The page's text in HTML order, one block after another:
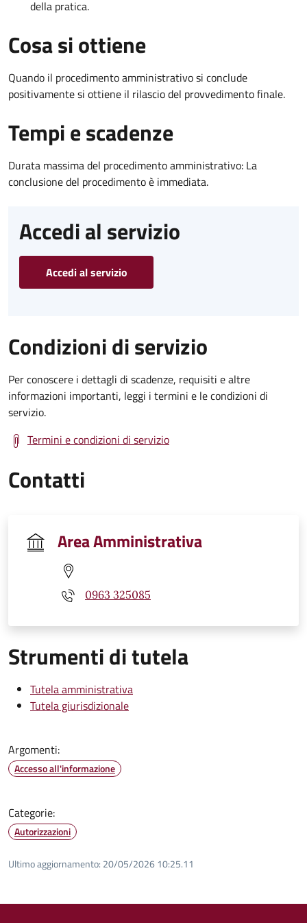
della pratica.
Cosa si ottiene
Quando il procedimento amministrativo si conclude
positivamente si ottiene il rilascio del provvedimento finale.
Tempi e scadenze
Durata massima del procedimento amministrativo: La
conclusione del procedimento è immediata.
Accedi al servizio
Accedi al servizio
Condizioni di servizio
Per conoscere i dettagli di scadenze, requisiti e altre
informazioni importanti, leggi i termini e le condizioni di
servizio.
Termini e condizioni di servizio
Contatti
Area Amministrativa
0963 325085
Strumenti di tutela
Tutela amministrativa
Tutela giurisdizionale
Argomenti:
Accesso all'informazione
Categorie:
Autorizzazioni
Ultimo aggiornamento: 20/05/2026 10:25.11